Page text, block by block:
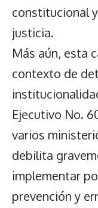
constitucional
justicia.
Más aún, esta
contexto de
Ejecutivo No.
varios
debilita
implementar
prevención y